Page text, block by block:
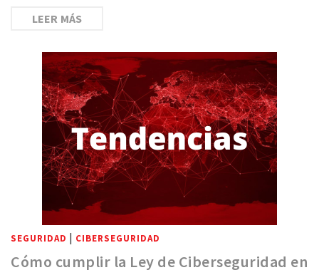
LEER MÁS
SEGURIDAD | CIBERSEGURIDAD
Cómo cumplir la Ley de Ciberseguridad en